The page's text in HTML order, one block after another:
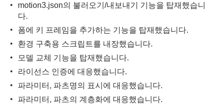
motion3.json의 불러오기/내보내기 기능을 탑재했습니
다.
폼에 키 프레임을 추가하는 기능을 탑재했습니다.
환경 구축용 스크립트를 내장했습니다.
모델 교체 기능을 탑재했습니다.
라이선스 인증에 대응했습니다.
파라미터, 파츠명의 표시에 대응했습니다.
파라미터, 파츠의 계층화에 대응했습니다.